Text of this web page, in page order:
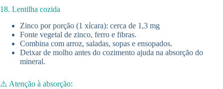
18. Lentilha cozida
Zinco por porção (1 xícara): cerca de 1,3 mg
Fonte vegetal de zinco, ferro e fibras.
Combina com arroz, saladas, sopas e ensopados.
Deixar de molho antes do cozimento ajuda na absorção do
mineral.
⚠️ Atenção à absorção: